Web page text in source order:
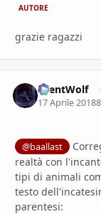
AUTORE
grazie ragazzi
SilentWolf
17 Aprile 2018
@baallast
realtà con
tipi di animali
testo
parentesi: